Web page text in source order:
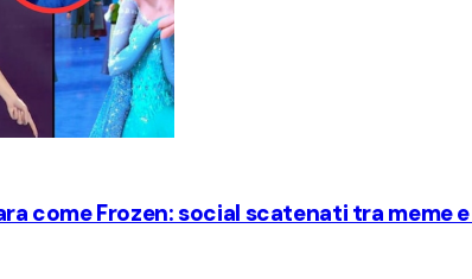
come Frozen: social scatenati tra meme